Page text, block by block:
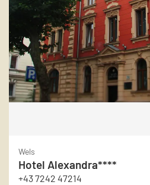
Wels
Hotel Alexandra****
+43 7242 47214